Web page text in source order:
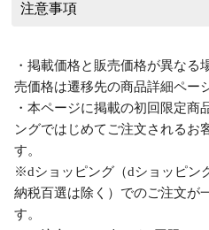
注意事項
・掲載価格と販売価格が異なる
売価格は遷移先の商品詳細ペー
・本ページに掲載の初回限定商
ングではじめてご注文されるお
す。
※dショッピング（dショッピン
納税百選は除く）でのご注文が
す。